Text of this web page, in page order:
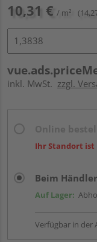
10,31 € / m²
inkl. MwSt. zzgl.
Ihr Standort
Beim
Auf Lager:
Verfügbar in der